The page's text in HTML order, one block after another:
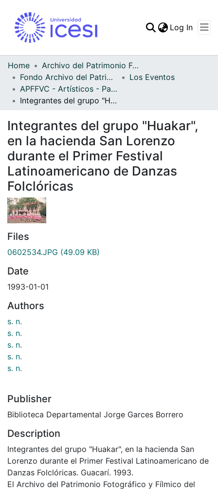
Statistics
Log In
Home
Archivo del Patrimonio Fotográfico y Fílmico del Valle del Cauca
Fondo Archivo del Patrimonio Fotográfico y Fílmico del Valle del Cauca
Los Eventos
APFFVC - Artísticos - Patrimonial
Integrantes del grupo "Huakar", en la hacienda San Lorenzo durante el Primer Festival Latinoamericano de Danzas Folclóricas
Integrantes del grupo "Huakar",
en la hacienda San Lorenzo
durante el Primer Festival
Latinoamericano de Danzas
Folclóricas
Files
0602534.JPG (49.09 KB)
Date
1993-01-01
Authors
s. n.
s. n.
s. n.
s. n.
s. n.
Publisher
Biblioteca Departamental Jorge Garces Borrero
Description
Integrantes del grupo "Huakar", en la hacienda San
Lorenzo durante el Primer Festival Latinoamericano de
Danzas Folclóricas. Guacarí. 1993.
El Archivo del Patrimonio Fotográfico y Fílmico del